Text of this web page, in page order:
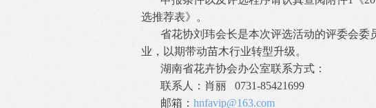
选推荐表》。
省花协刘玮会长是本次评选活动的评委会
业，以期带动苗木行业转型升级。
湖南省花卉协会办公室联系方式：
联系人：肖丽 0731-85421699
邮箱： hnfavip@163.com